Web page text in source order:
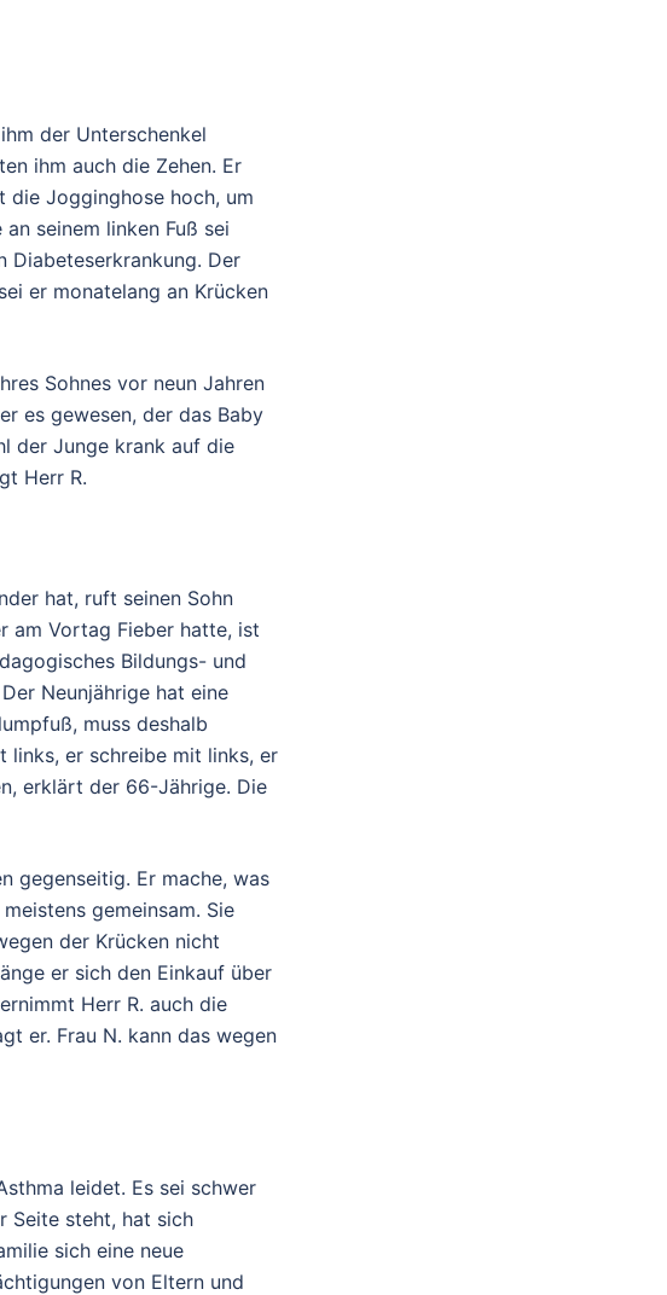
der Unterschenkel
ihm auch die Zehen. Er
die Jogginghose hoch, um
seinem linken Fuß sei
Diabeteserkrankung. Der
er monatelang an Krücken
Sohnes vor neun Jahren
es gewesen, der das Baby
der Junge krank auf die
Herr R.
hat, ruft seinen Sohn
am Vortag Fieber hatte, ist
Bildungs- und
Neunjährige hat eine
muss deshalb
links, er schreibe mit links, er
erklärt der 66-Jährige. Die
gegenseitig. Er mache, was
gemeinsam. Sie
der Krücken nicht
er sich den Einkauf über
Herr R. auch die
er. Frau N. kann das wegen
leidet. Es sei schwer
Seite steht, hat sich
sich eine neue
von Eltern und